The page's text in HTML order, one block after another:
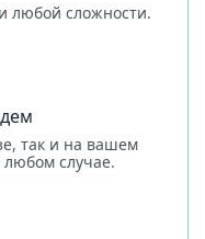
любой сложности.
так и на вашем
любом случае.